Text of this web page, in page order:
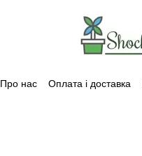
Про нас Оплата і доставка